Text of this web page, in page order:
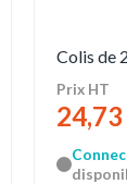
Colis de
Prix HT